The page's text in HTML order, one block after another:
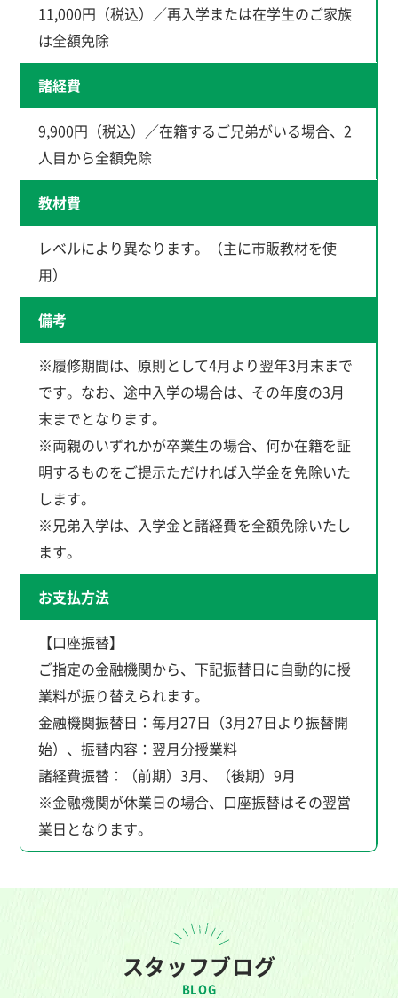
11,000円（税込）／再入学または在学生のご家族
は全額免除
諸経費
9,900円（税込）／在籍するご兄弟がいる場合、2
人目から全額免除
教材費
レベルにより異なります。（主に市販教材を使
用）
備考
※履修期間は、原則として4月より翌年3月末まで
です。なお、途中入学の場合は、その年度の3月
末までとなります。
※両親のいずれかが卒業生の場合、何か在籍を証
明するものをご提示ただければ入学金を免除いた
します。
※兄弟入学は、入学金と諸経費を全額免除いたし
ます。
お支払方法
【口座振替】
ご指定の金融機関から、下記振替日に自動的に授
業料が振り替えられます。
金融機関振替日：毎月27日（3月27日より振替開
始）、振替内容：翌月分授業料
諸経費振替：（前期）3月、（後期）9月
※金融機関が休業日の場合、口座振替はその翌営
業日となります。
スタッフブログ
BLOG